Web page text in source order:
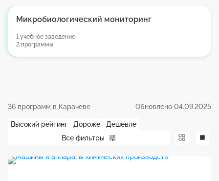
Микробиологический мониторинг
1 учебное заведение
2 программы
36 программ в Карачеве Обновлено 04.09.2025
Все фильтры
Высокий рейтинг Дороже Дешевле